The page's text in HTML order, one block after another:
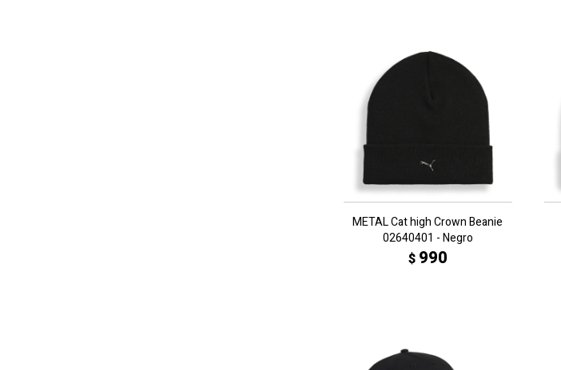
METAL Cat high Crown Beanie
02640401 - Negro
$ 990